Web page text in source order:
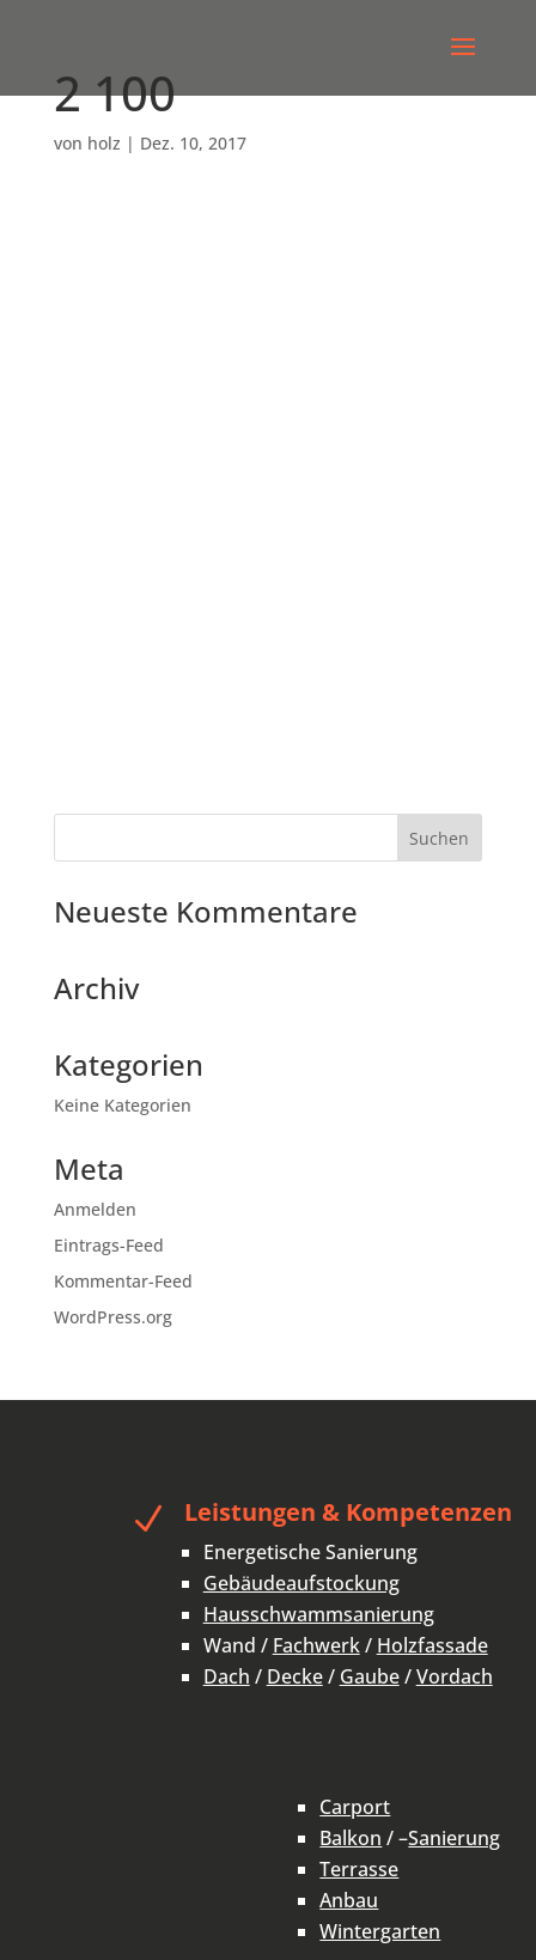
2 100
von holz | Dez. 10, 2017
Neueste Kommentare
Archiv
Kategorien
Keine Kategorien
Meta
Anmelden
Eintrags-Feed
Kommentar-Feed
WordPress.org
N Leistungen & Kompetenzen
Energetische Sanierung
Gebäudeaufstockung
Hausschwammsanierung
Wand / Fachwerk/ Holzfassade
Dach / Decke/ Gaube/Vordach
Carport
Balkon / –Sanierung
Terrasse
Anbau
Wintergarten